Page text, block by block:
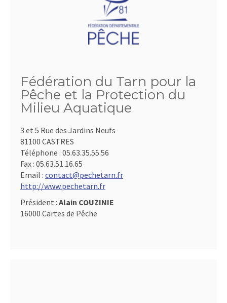
Fédération du Tarn pour la
Pêche et la Protection du
Milieu Aquatique
3 et 5 Rue des Jardins Neufs
81100 CASTRES
Téléphone : 05.63.35.55.56
Fax : 05.63.51.16.65
Email : contact@pechetarn.fr
http://www.pechetarn.fr
Président : Alain COUZINIE
16000 Cartes de Pêche